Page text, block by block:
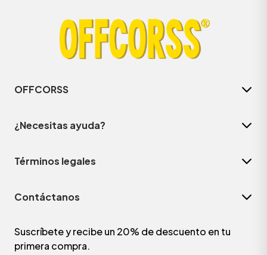
OFFCORSS
¿Necesitas ayuda?
Términos legales
Contáctanos
Suscríbete y recibe un 20% de descuento en tu
primera compra.